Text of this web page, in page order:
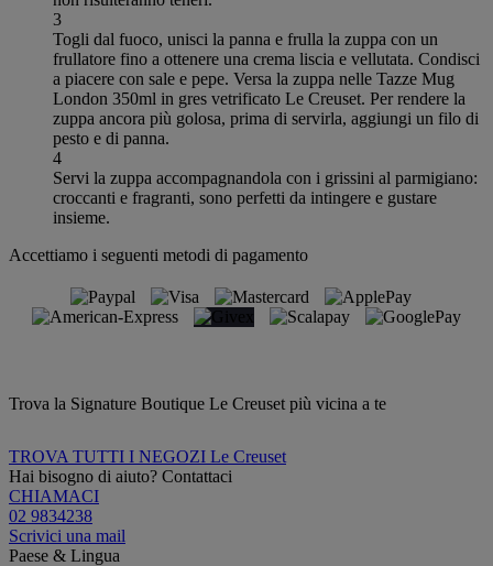
3
Togli dal fuoco, unisci la panna e frulla la zuppa con un
frullatore fino a ottenere una crema liscia e vellutata. Condisci
a piacere con sale e pepe. Versa la zuppa nelle Tazze Mug
London 350ml in gres vetrificato Le Creuset. Per rendere la
zuppa ancora più golosa, prima di servirla, aggiungi un filo di
pesto e di panna.
4
Servi la zuppa accompagnandola con i grissini al parmigiano:
croccanti e fragranti, sono perfetti da intingere e gustare
insieme.
Accettiamo i seguenti metodi di pagamento
Trova la Signature Boutique Le Creuset più vicina a te
TROVA TUTTI I NEGOZI Le Creuset
Hai bisogno di aiuto? Contattaci
CHIAMACI
02 9834238
Scrivici una mail
Paese & Lingua